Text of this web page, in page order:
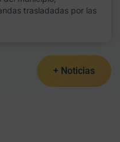
trasladadas por las
+ Noticias